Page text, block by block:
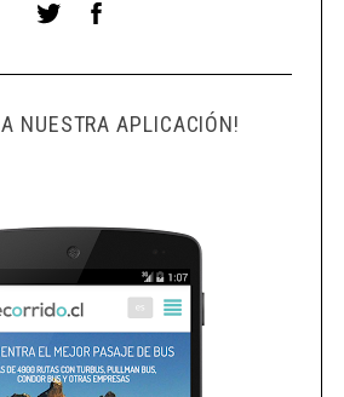
NUESTRA APLICACIÓN!